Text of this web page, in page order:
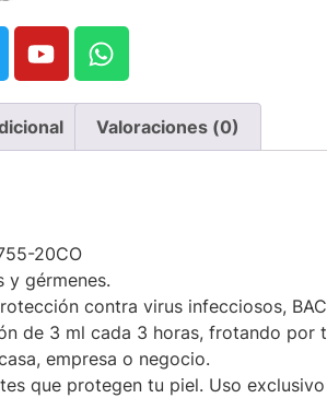
Valoraciones (0)
20CO
y gérmenes.
contra virus infecciosos,
de 3 ml cada 3 horas, frotando por
empresa o negocio.
que protegen tu piel. Uso exclusivo